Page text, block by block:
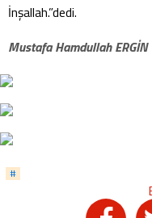
İnşallah.”dedi.
Mustafa Hamdullah ERGİN
#